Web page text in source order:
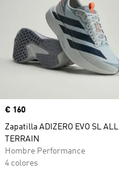
Precio
€ 160
Zapatilla ADIZERO EVO SL ALL
TERRAIN
Hombre Performance
4 colores